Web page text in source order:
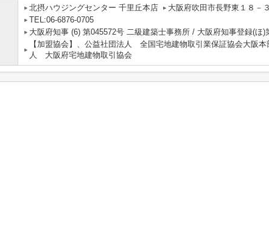
北摂ハウジングセンター 千里丘本店
大阪府吹田市長野東１８－
TEL:06-6876-0705
大阪府知事 (6) 第045572号 二級建築士事務所 / 大阪府知事登録(ほ)
【加盟協会】、公益社団法人 全国宅地建物取引業保証協会大阪本
人 大阪府宅地建物取引協会